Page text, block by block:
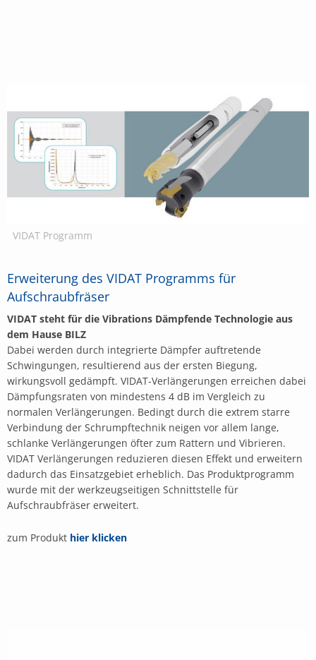
VIDAT Programm
Erweiterung des VIDAT Programms für
Aufschraubfräser
VIDAT steht für die Vibrations Dämpfende Technologie aus
dem Hause BILZ
Dabei werden durch integrierte Dämpfer auftretende
Schwingungen, resultierend aus der ersten Biegung,
wirkungsvoll gedämpft. VIDAT-Verlängerungen erreichen dabei
Dämpfungsraten von mindestens 4 dB im Vergleich zu
normalen Verlängerungen. Bedingt durch die extrem starre
Verbindung der Schrumpftechnik neigen vor allem lange,
schlanke Verlängerungen öfter zum Rattern und Vibrieren.
VIDAT Verlängerungen reduzieren diesen Effekt und erweitern
dadurch das Einsatzgebiet erheblich. Das Produktprogramm
wurde mit der werkzeugseitigen Schnittstelle für
Aufschraubfräser erweitert.
zum Produkt hier klicken